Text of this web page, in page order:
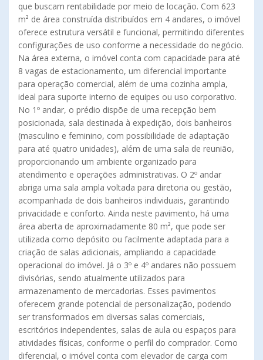
que buscam rentabilidade por meio de locação. Com 623
m² de área construída distribuídos em 4 andares, o imóvel
oferece estrutura versátil e funcional, permitindo diferentes
configurações de uso conforme a necessidade do negócio.
Na área externa, o imóvel conta com capacidade para até
8 vagas de estacionamento, um diferencial importante
para operação comercial, além de uma cozinha ampla,
ideal para suporte interno de equipes ou uso corporativo.
No 1º andar, o prédio dispõe de uma recepção bem
posicionada, sala destinada à expedição, dois banheiros
(masculino e feminino, com possibilidade de adaptação
para até quatro unidades), além de uma sala de reunião,
proporcionando um ambiente organizado para
atendimento e operações administrativas. O 2º andar
abriga uma sala ampla voltada para diretoria ou gestão,
acompanhada de dois banheiros individuais, garantindo
privacidade e conforto. Ainda neste pavimento, há uma
área aberta de aproximadamente 80 m², que pode ser
utilizada como depósito ou facilmente adaptada para a
criação de salas adicionais, ampliando a capacidade
operacional do imóvel. Já o 3º e 4º andares não possuem
divisórias, sendo atualmente utilizados para
armazenamento de mercadorias. Esses pavimentos
oferecem grande potencial de personalização, podendo
ser transformados em diversas salas comerciais,
escritórios independentes, salas de aula ou espaços para
atividades físicas, conforme o perfil do comprador. Como
diferencial, o imóvel conta com elevador de carga com